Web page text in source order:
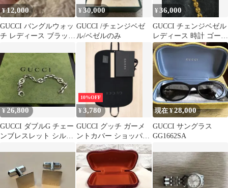
¥12,000
GUCCI バングルウォッ
チ レディース ブラック
¥30,000
GUCCI /チェンジベゼ
ル/ベゼルのみ
¥36,000
GUCCI チェンジベゼル
レディース 時計 ゴール
ド
¥ 26,800
GUCCI ダブルG チェー
ンブレスレット シルバ
10%OFF
¥3,780
GUCCI グッチ ガーメ
ントカバー ショッパー
付属品セット
現在 ¥28,000
GUCCI サングラス
GG1662SA